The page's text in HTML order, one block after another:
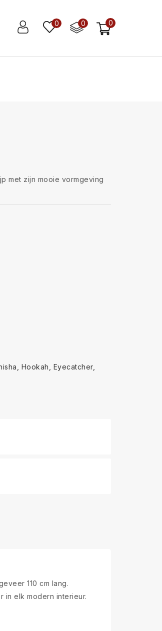
0
0
0
met zijn mooie vormgeving
Hookah
Eyecatcher
110 cm lang.
in elk modern interieur.